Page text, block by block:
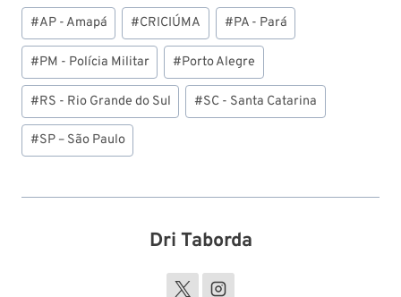
Tags
do
Post:
#AP - Amapá #CRICIÚMA #PA - Pará
#PM - Polícia Militar #Porto Alegre
#RS - Rio Grande do Sul #SC - Santa Catarina
#SP – São Paulo
Dri Taborda